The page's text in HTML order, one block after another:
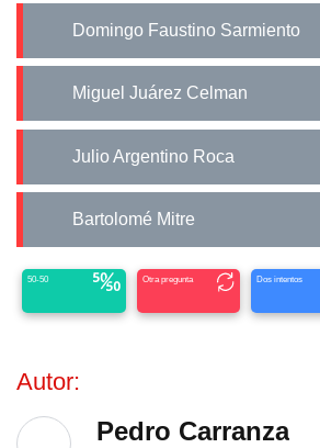
Domingo Faustino Sarmiento
Miguel Juárez Celman
Julio Argentino Roca
Bartolomé Mitre
50-50 Otra pregunta Dos intentos
Autor:
Pedro Carranza